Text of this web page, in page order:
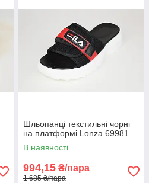
Шльопанці текстильні чорні
на платформі Lonza 69981
В наявності
994,15 ₴/пара
1 685 ₴/пара